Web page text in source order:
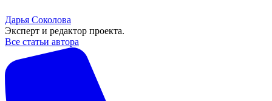
Дарья Соколова
Эксперт и редактор проекта.
Все статьи автора